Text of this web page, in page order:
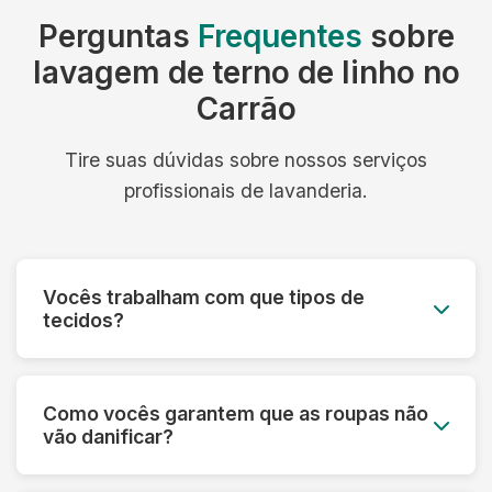
Perguntas Frequentes sobre
lavagem de terno de linho no
Carrão
Tire suas dúvidas sobre nossos serviços
profissionais de lavanderia.
Vocês trabalham com que tipos de
tecidos?
tecidos sintéticos e técnicos. Cada material
Como vocês garantem que as roupas não
vão danificar?